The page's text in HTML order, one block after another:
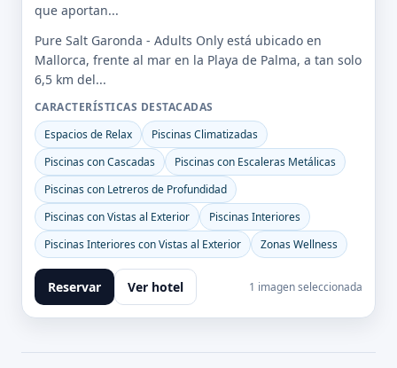
que aportan...
Pure Salt Garonda - Adults Only está ubicado en
Mallorca, frente al mar en la Playa de Palma, a tan solo
6,5 km del...
CARACTERÍSTICAS DESTACADAS
Espacios de Relax
Piscinas Climatizadas
Piscinas con Cascadas
Piscinas con Escaleras Metálicas
Piscinas con Letreros de Profundidad
Piscinas con Vistas al Exterior
Piscinas Interiores
Piscinas Interiores con Vistas al Exterior
Zonas Wellness
Reservar Ver hotel 1 imagen seleccionada